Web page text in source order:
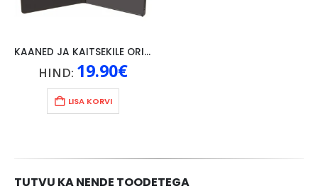
KAANED JA KAITSEKILE ORIGINAAL LENOVO P10, MUST
HIND: 19.90€
LISA KORVI
TUTVU KA NENDE TOODETEGA